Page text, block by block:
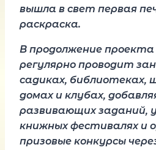
вышла в свет первая
раскраска.
В продолжение проекта
регулярно проводит
садиках, библиотеках,
домахи клубах, добавл
развивающих заданий,
книжных фестивалях и
призовые конкурсы